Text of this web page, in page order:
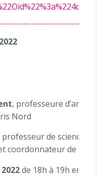
, professeure
Nord
professeur de sciences
coordonnateur de
de 18h à 19h en